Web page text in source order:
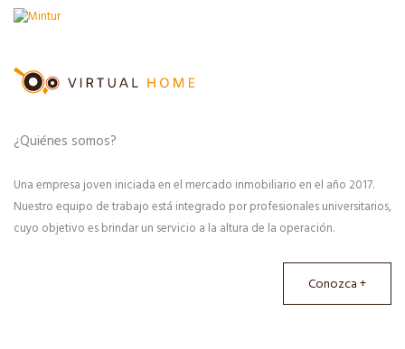
¿Quiénes somos?
Una empresa joven iniciada en el mercado inmobiliario en el año 2017.
Nuestro equipo de trabajo está integrado por profesionales universitarios,
cuyo objetivo es brindar un servicio a la altura de la operación.
Conozca +